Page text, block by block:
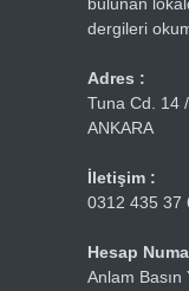
bulunan
dergileri
Adres :
Tuna Cd. 14
ANKARA
İletişim :
0312 435 37
Hesap
Anlam Basın